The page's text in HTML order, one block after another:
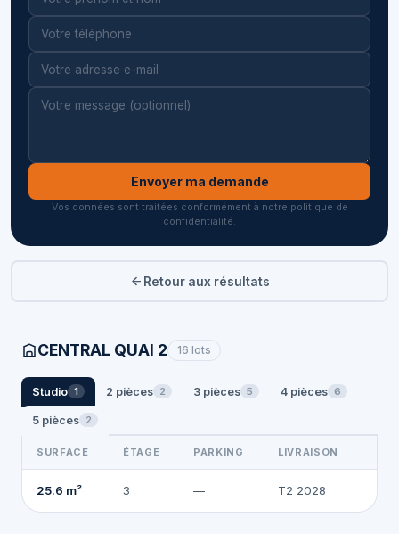
Envoyer ma demande
Vos données sont traitées conformément à notre politique de
confidentialité.
Retour aux résultats
CENTRAL QUAI 2 16 lots
Studio 1 2 pièces 2 3 pièces 5 4 pièces 6
5 pièces 2
SURFACE ÉTAGE PARKING LIVRAISON
25.6 m² 3 — T2 2028